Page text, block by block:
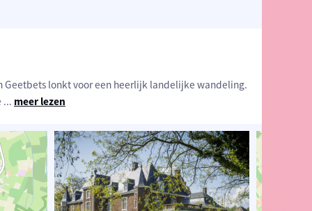
Geetbets lonkt voor een heerlijk landelijke wandeling.
... meer lezen